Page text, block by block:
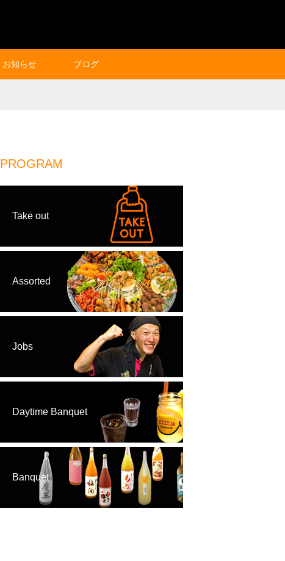
お知らせ ブログ
PROGRAM
Take out
Assorted
Jobs
Daytime Banquet
Banquet